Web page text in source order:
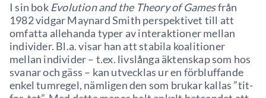
I sin bok Evolution and the Theory of Gamesfrån
1982 vidgar Maynard Smith perspektivet till att
omfatta allehanda typer av interaktioner mellan
individer. Bl.a. visar han att stabila koalitioner
mellan individer – t.ex. livslånga äktenskap som hos
svanar och gäss – kan utvecklas ur en förbluffande
enkel tumregel, nämligen den som brukar kallas ”tit-